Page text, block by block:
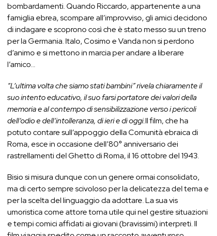
bombardamenti. Quando Riccardo, appartenente a una
famiglia ebrea, scompare all’improvviso, gli amici decidono
di indagare e scoprono così che è stato messo su un treno
per la Germania. Italo, Cosimo e Vanda non si perdono
d’animo e si mettono in marcia per andare a liberare
l’amico…
“L’ultima volta che siamo stati bambini” rivela chiaramente il
suo intento educativo, il suo farsi portatore dei valori della
memoria e al contempo di sensibilizzazione verso i pericoli
dell’odio e dell’intolleranza, di ieri e di oggi.Il film, che ha
potuto contare sull’appoggio della Comunità ebraica di
Roma, esce in occasione dell’80° anniversario dei
rastrellamenti del Ghetto di Roma, il 16 ottobre del 1943.
Bisio si misura dunque con un genere ormai consolidato,
ma di certo sempre scivoloso per la delicatezza del tema e
per la scelta del linguaggio da adottare. La sua vis
umoristica come attore torna utile qui nel gestire situazioni
e tempi comici affidati ai giovani (bravissimi) interpreti. Il